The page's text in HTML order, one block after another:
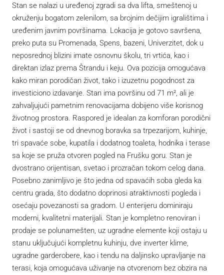
Stan se nalazi u uređenoj zgradi sa dva lifta, smeštenoj u
okruženju bogatom zelenilom, sa brojnim dečijim igralištima i
uređenim javnim površinama. Lokacija je gotovo savršena,
preko puta su Promenada, Spens, bazeni, Univerzitet, dok u
neposrednoj blizini imate osnovnu školu, tri vrtića, kao i
direktan izlaz prema Štrandu i keju. Ova pozicija omogućava
kako miran porodičan život, tako i izuzetnu pogodnost za
investiciono izdavanje. Stan ima površinu od 71 m², ali je
zahvaljujući pametnim renovacijama dobijeno više korisnog
životnog prostora. Raspored je idealan za komforan porodični
život i sastoji se od dnevnog boravka sa trpezarijom, kuhinje,
tri spavaće sobe, kupatila i dodatnog toaleta, hodnika i terase
sa koje se pruža otvoren pogled na Frušku goru. Stan je
dvostrano orijentisan, svetao i prozračan tokom celog dana.
Posebno zanimljivo je što jedna od spavaćih soba gleda ka
centru grada, što dodatno doprinosi atraktivnosti pogleda i
osećaju povezanosti sa gradom. U enterijeru dominiraju
moderni, kvalitetni materijali. Stan je kompletno renoviran i
prodaje se polunamešten, uz ugradne elemente koji ostaju u
stanu uključujući kompletnu kuhinju, dve inverter klime,
ugradne garderobere, kao i tendu na daljinsko upravljanje na
terasi, koja omogućava uživanje na otvorenom bez obzira na